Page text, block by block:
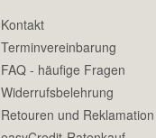
Kontakt
Terminvereinbarung
FAQ - häufige Fragen
Widerrufsbelehrung
Retouren und Reklamation